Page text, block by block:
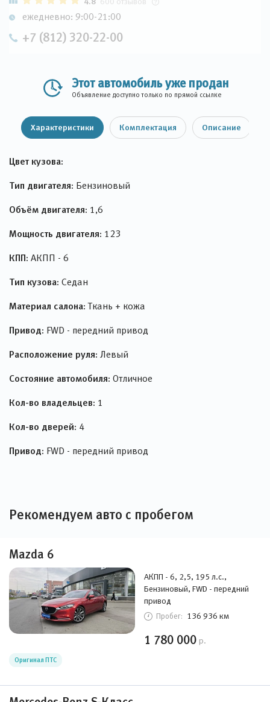
ежедневно: 9:00-21:00
+7 (812) 320-22-00
Этот автомобиль уже продан
Объявление доступно только по прямой ссылке
Характеристики Комплектация Описание
Цвет кузова:
Тип двигателя: Бензиновый
Объём двигателя: 1,6
Мощность двигателя: 123
КПП: АКПП - 6
Тип кузова: Седан
Материал салона: Ткань + кожа
Привод: FWD - передний привод
Расположение руля: Левый
Состояние автомобиля: Отличное
Кол-во владельцев: 1
Кол-во дверей: 4
Привод: FWD - передний привод
Рекомендуем авто с пробегом
Mazda 6
АКПП - 6, 2,5, 195 л.с.,
Бензиновый, FWD - передний
привод
Пробег: 136 936 км
1 780 000 р.
Оригинал ПТС